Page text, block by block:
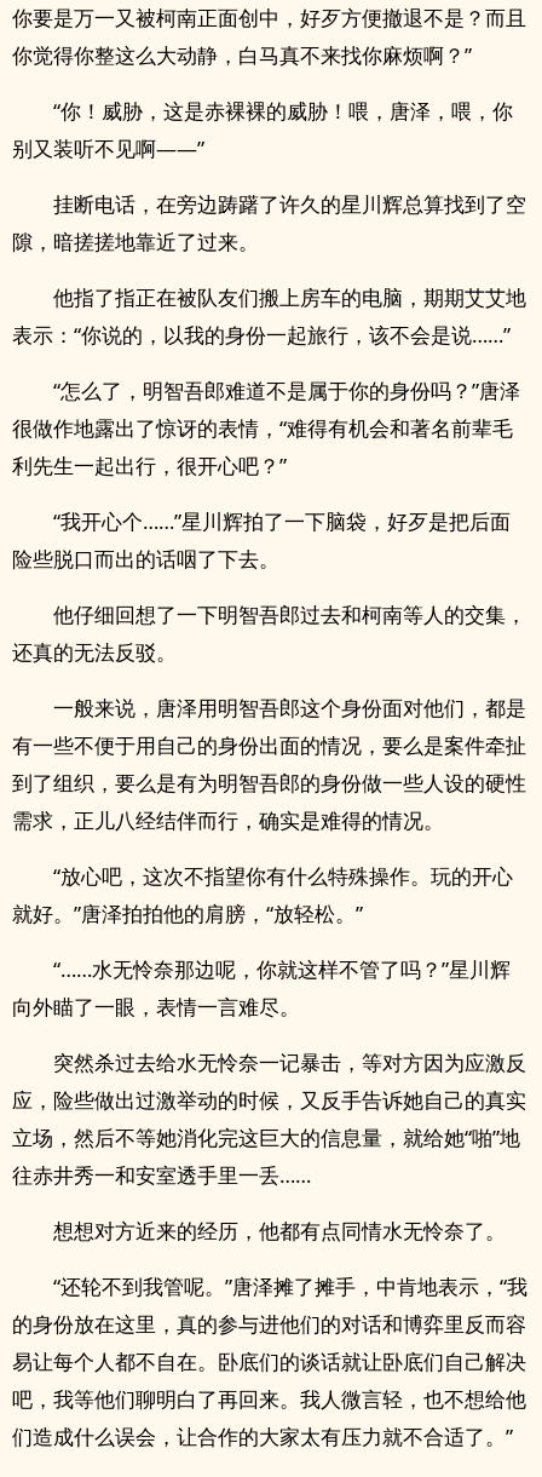
你要是万一又被柯南正面创中，好歹方便撤退不是？而且
你觉得你整这么大动静，白马真不来找你麻烦啊？”
“你！威胁，这是赤裸裸的威胁！喂，唐泽，喂，你
别又装听不见啊——”
挂断电话，在旁边踌躇了许久的星川辉总算找到了空
隙，暗搓搓地靠近了过来。
他指了指正在被队友们搬上房车的电脑，期期艾艾地
表示：“你说的，以我的身份一起旅行，该不会是说……”
“怎么了，明智吾郎难道不是属于你的身份吗？”唐泽
很做作地露出了惊讶的表情，“难得有机会和著名前辈毛
利先生一起出行，很开心吧？”
“我开心个……”星川辉拍了一下脑袋，好歹是把后面
险些脱口而出的话咽了下去。
他仔细回想了一下明智吾郎过去和柯南等人的交集，
还真的无法反驳。
一般来说，唐泽用明智吾郎这个身份面对他们，都是
有一些不便于用自己的身份出面的情况，要么是案件牵扯
到了组织，要么是有为明智吾郎的身份做一些人设的硬性
需求，正儿八经结伴而行，确实是难得的情况。
“放心吧，这次不指望你有什么特殊操作。玩的开心
就好。”唐泽拍拍他的肩膀，“放轻松。”
“……水无怜奈那边呢，你就这样不管了吗？”星川辉
向外瞄了一眼，表情一言难尽。
突然杀过去给水无怜奈一记暴击，等对方因为应激反
应，险些做出过激举动的时候，又反手告诉她自己的真实
立场，然后不等她消化完这巨大的信息量，就给她“啪”地
往赤井秀一和安室透手里一丢……
想想对方近来的经历，他都有点同情水无怜奈了。
“还轮不到我管呢。”唐泽摊了摊手，中肯地表示，“我
的身份放在这里，真的参与进他们的对话和博弈里反而容
易让每个人都不自在。卧底们的谈话就让卧底们自己解决
吧，我等他们聊明白了再回来。我人微言轻，也不想给他
们造成什么误会，让合作的大家太有压力就不合适了。”